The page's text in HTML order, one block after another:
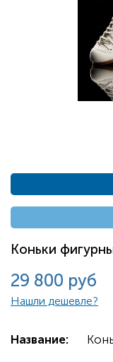
Коньки
29 800 руб
Нашли дешевле?
Название: